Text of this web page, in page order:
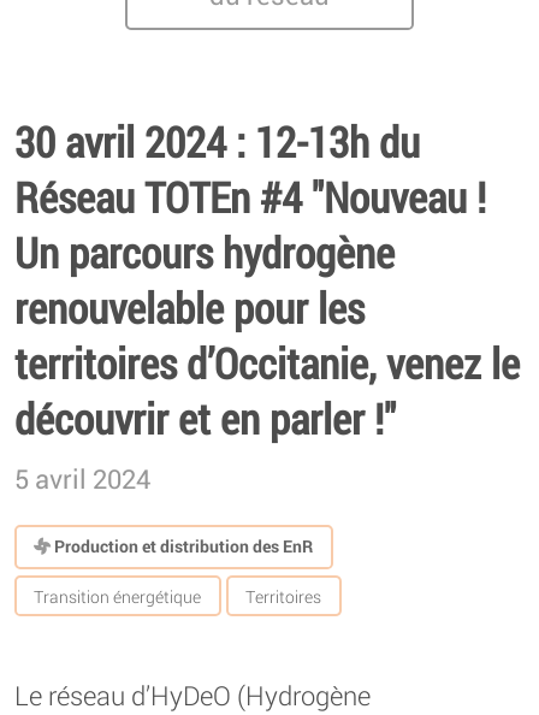
30 avril 2024 : 12-13h du
Réseau TOTEn #4 "Nouveau !
Un parcours hydrogène
renouvelable pour les
territoires d’Occitanie, venez le
découvrir et en parler !"
5 avril 2024
Production et distribution des EnR
Transition énergétique Territoires
Le réseau d’HyDeO (Hydrogène